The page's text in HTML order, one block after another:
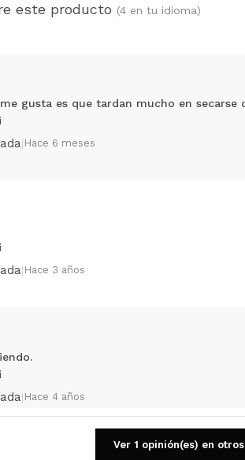
este producto (4 en tu idioma)
ser el primero. Imagínatelo...
gusta es que tardan mucho en
| Hace 6 meses
| Hace 3 años
| Hace 4 años
Ver 1 opinión(es) en